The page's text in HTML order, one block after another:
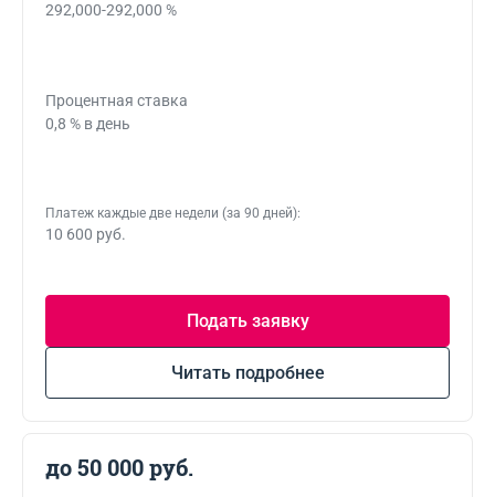
292,000-292,000 %
Процентная ставка
0,8 % в день
Платеж каждые две недели (за 90 дней):
10 600 руб.
Подать заявку
Читать подробнее
до 50 000 руб.